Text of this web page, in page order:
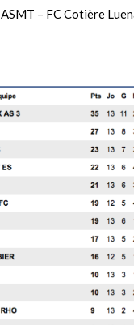
ASMT – FC Cotière